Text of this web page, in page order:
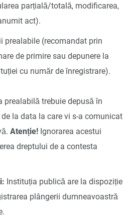
parțială/totală, modificarea,
act).
prealabile (recomandat prin
de primire sau depunere la
cu număr de înregistrare).
prealabilă trebuie depusă în
de la data la care vi s-a comunicat
Atenție! Ignorarea acestui
dreptului de a contesta
Instituția publică are la dispoziție
plângerii dumneavoastră